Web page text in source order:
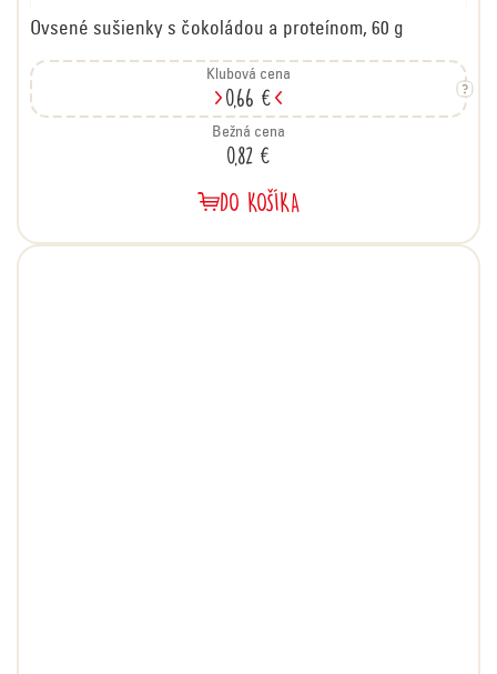
Ovsené sušienky s čokoládou a proteínom, 60 g
Klubová cena
0,66 €
Bežná cena
0,82 €
DO KOŠÍKA